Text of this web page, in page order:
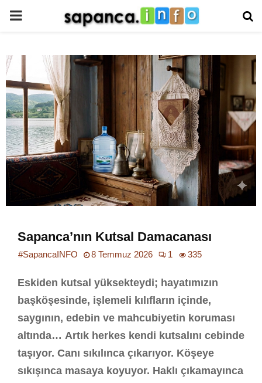
PRIMARY
Sapanca’nın Kutsal Damacanası
#SapancaINFO 8 Temmuz 2026 1 335
Eskiden kutsal yüksekteydi; hayatımızın
başköşesinde, işlemeli kılıfların içinde,
saygının, edebin ve mahcubiyetin koruması
altında… Artık herkes kendi kutsalını cebinde
taşıyor. Canı sıkılınca çıkarıyor. Köşeye
sıkışınca masaya koyuyor. Haklı çıkamayınca